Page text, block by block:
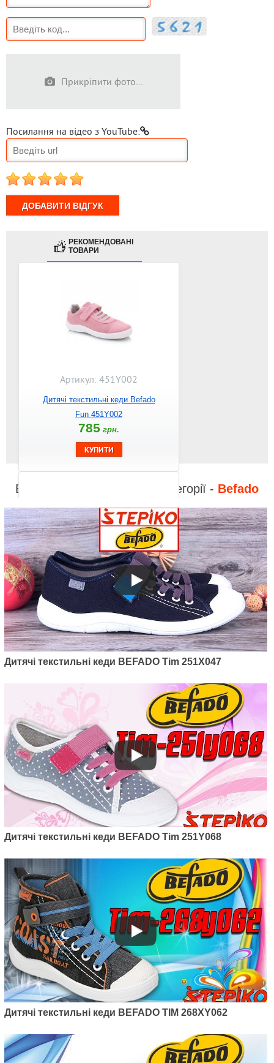
Прикріпити фото...
Посилання на відео з YouTube:
1 2 3 4 5
РЕКОМЕНДОВАНІ
ТОВАРИ
Артикул: 451Y002
Дитячі текстильні кеди Befado
Fun 451Y002
785 грн.
Артикул: 451Y004
Дитячі текстильні кеди Befado
Fun 451Y004
785грн.
Артикул: 351X002
Дитячі текстильні кеди Befado
Tim 351X002
Артикул: 907P121
Відео до інших товарів з категорії - Befado
Дитячі текстильні кеди BEFADO Tim 251X047
Дитячі текстильні кеди BEFADO Tim 251Y068
Дитячі текстильні кеди BEFADO TIM 268XY062